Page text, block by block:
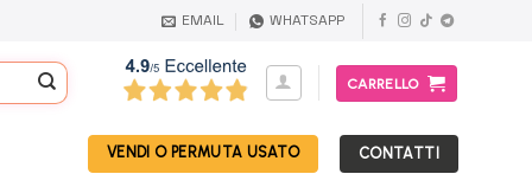
EMAIL WHATSAPP
CARRELLO
VENDI O PERMUTA USATO CONTATTI